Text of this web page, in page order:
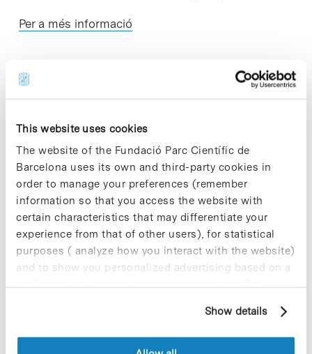
This website uses cookies
The website of the Fundació Parc Científic de
Barcelona uses its own and third-party cookies in
order to manage your preferences (remember
information so that you access the website with
certain characteristics that may differentiate your
experience from that of other users), for statistical
purposes ( analyze how you interact with the website)
and to show you personalized advertising based on a
profile drawn up from your browsing habits (for
cookies, you can consult the website's Cookie Policy.
Show details
Per a més informació
Most viewed news
Participate and make the PCB more